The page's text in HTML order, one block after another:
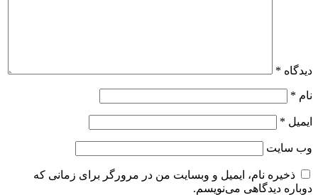
دیدگاه *
نام *
ایمیل *
وب‌ سایت
ذخیره نام، ایمیل و وبسایت من در مرورگر برای زمانی که
دوباره دیدگاهی می‌نویسم.